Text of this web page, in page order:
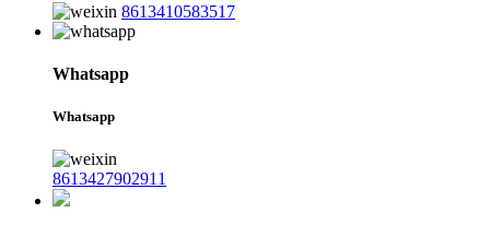
8613410583517
Whatsapp
Whatsapp
8613427902911